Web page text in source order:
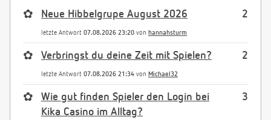
2
✿ Neue Hibbelgrupe August 2026
letzte Antwort 07.08.2026 23:20 von hannahsturm
2
✿ Verbringst du deine Zeit mit Spielen?
letzte Antwort 07.08.2026 21:34 von Michael32
3
✿
Wie gut finden Spieler den Login bei
Kika Casino im Alltag?